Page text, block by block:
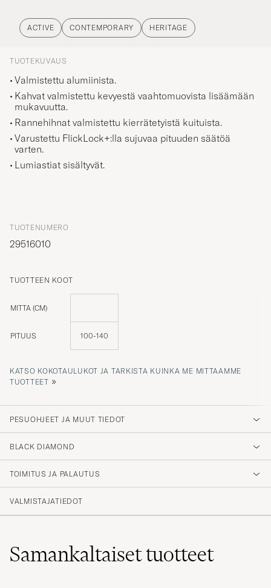
ACTIVE CONTEMPORARY HERITAGE
TUOTEKUVAUS
Valmistettu alumiinista.
Kahvat valmistettu kevyestä vaahtomuovista lisäämään
mukavuutta.
Rannehihnat valmistettu kierrätetyistä kuituista.
Varustettu FlickLock+:lla sujuvaa pituuden säätöä
varten.
Lumiastiat sisältyvät.
TUOTENUMERO
29516010
TUOTTEEN KOOT
MITTA (CM)
PITUUS 100-140
KATSO KOKOTAULUKOT JA TARKISTA KUINKA ME MITTAAMME
TUOTTEET »
PESUOHJEET JA MUUT TIEDOT
BLACK DIAMOND
TOIMITUS JA PALAUTUS
VALMISTAJATIEDOT
Samankaltaisettuotteet